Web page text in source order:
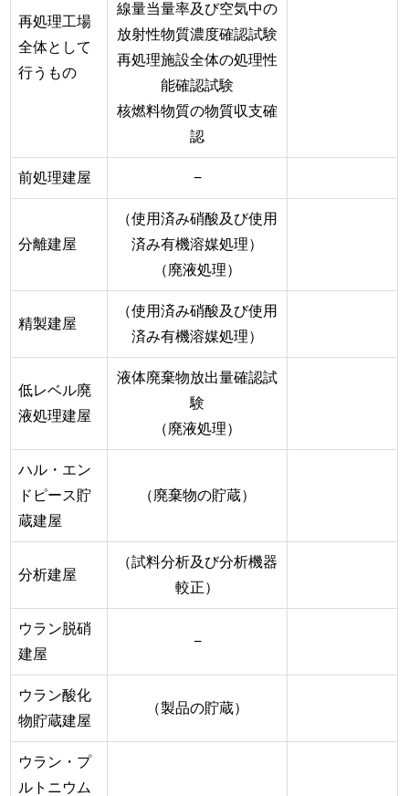
再処理工場
全体として
行うもの
線量当量率及び空気中の
放射性物質濃度確認試験
再処理施設全体の処理性
能確認試験
核燃料物質の物質収支確
認
前処理建屋 −
分離建屋
（使用済み硝酸及び使用
済み有機溶媒処理）
（廃液処理）
精製建屋
（使用済み硝酸及び使用
済み有機溶媒処理）
低レベル廃
液処理建屋
液体廃棄物放出量確認試
験
（廃液処理）
ハル・エン
ドピース貯
蔵建屋
（廃棄物の貯蔵）
分析建屋
（試料分析及び分析機器
較正）
ウラン脱硝
建屋
−
ウラン酸化
物貯蔵建屋
（製品の貯蔵）
ウラン・プ
ルトニウム